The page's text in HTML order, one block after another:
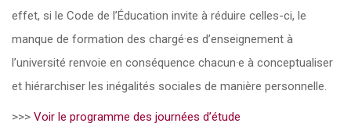
effet, si le Code de l’Éducation invite à réduire celles-ci, le
manque de formation des chargé·es d’enseignement à
l’université renvoie en conséquence chacun·e à conceptualiser
et hiérarchiser les inégalités sociales de manière personnelle.
>>> Voir le programme des journées d’étude